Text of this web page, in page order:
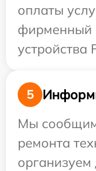
оплаты
фирменный
устройства
5
Мы
ремонта
организуем